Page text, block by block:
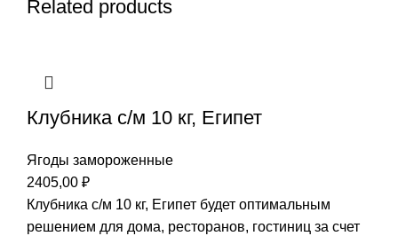
Related products
Клубника с/м 10 кг, Египет
Ягоды замороженные
2405,00 ₽
Клубника с/м 10 кг, Египет будет оптимальным
решением для дома, ресторанов, гостиниц за счет